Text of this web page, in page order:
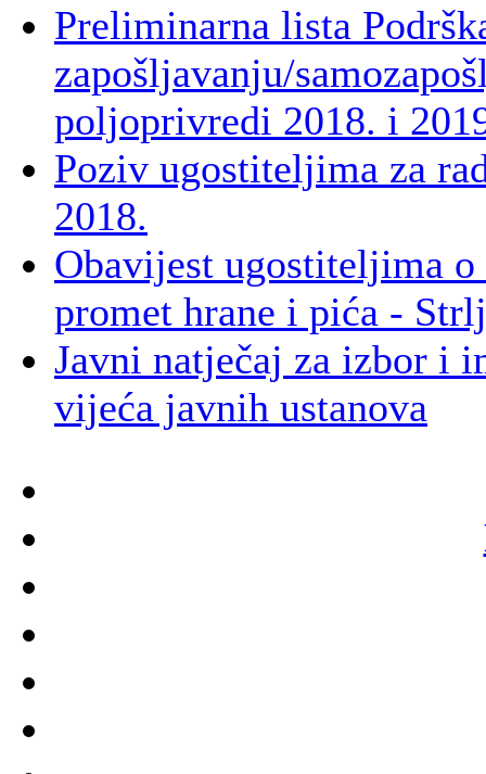
Preliminarna lista
zapošljavanju/
poljoprivredi 2018. i
Poziv ugostiteljima za
2018.
Obavijest ugostiteljima
promet hrane i pića -
Javni natječaj za izbor i
vijeća javnih ustanova